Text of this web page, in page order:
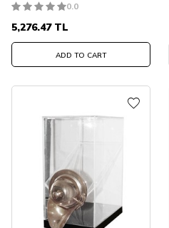
0.0
5,276.47TL
ADD TO CART